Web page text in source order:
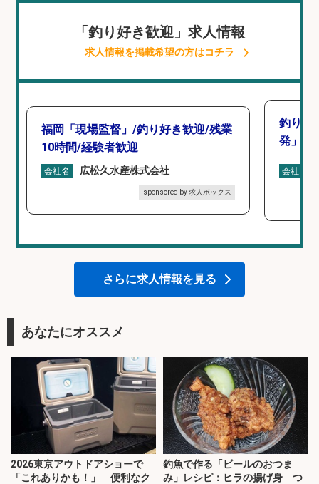
「釣り好き歓迎」求人情報
求人情報を掲載希望の方はコチラ
福岡「現場監督」/釣り好き歓迎/残業
10時間/経験者歓迎
会社名 広松久水産株式会社
sponsored by 求人ボックス
釣り好
発」/
会社名
さらに求人情報を見る
あなたにオススメ
2026東京アウトドアショーで
「これありかも！」 便利なク
釣魚で作る「ビールのおつま
み」レシピ：ヒラの揚げ身 つ